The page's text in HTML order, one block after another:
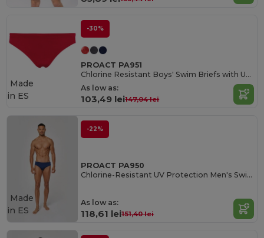
-30%
PROACT PA951
Chlorine Resistant Boys' Swim Briefs with UV Protection
As low as:
103,49 lei147,04 lei
Made
in ES
-22%
PROACT PA950
Chlorine-Resistant UV Protection Men's Swim Briefs
As low as:
118,61 lei151,40 lei
Made
in ES